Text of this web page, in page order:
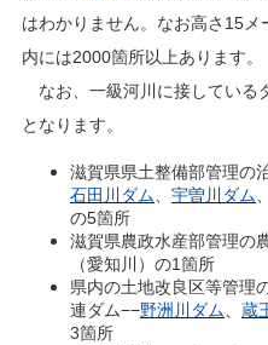
はわかりません。なお高さ15
内には2000箇所以上あります。
なお、一級河川に接している
となります。
滋賀県県土整備部管理の
石田川ダム
宇曽川ダム
の5箇所
滋賀県農政水産部管理の
（愛知川）の1箇所
県内の土地改良区等管理
連ダム−−野洲川ダム 蔵
3箇所